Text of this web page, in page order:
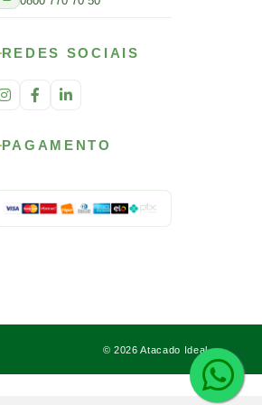
REDES SOCIAIS
PAGAMENTO
© 2026 Atacado Ideal